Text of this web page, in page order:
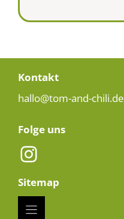
Kontakt
hallo@tom-and-chili.de
Folge uns
Instagram
Sitemap